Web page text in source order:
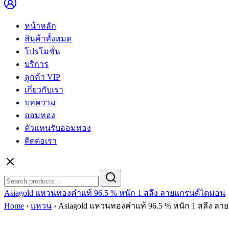
หน้าหลัก
สินค้าทั้งหมด
โปรโมชั่น
บริการ
ลูกค้า VIP
เกี่ยวกับเรา
บทความ
ออมทอง
ตัวแทนรับออมทอง
ติดต่อเรา
for:
Asiagold แหวนทองคำแท้ 96.5 % หนัก 1 สลึง ลายแกรนด์ไดม่อน
Home › แหวน › Asiagold แหวนทองคำแท้ 96.5 % หนัก 1 สลึง ล